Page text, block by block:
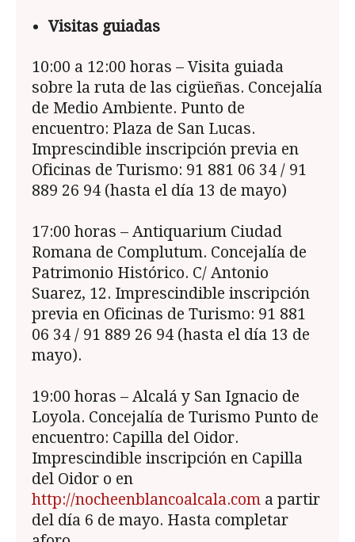
Visitas guiadas
10:00 a 12:00 horas – Visita guiada
sobre la ruta de las cigüeñas. Concejalía
de Medio Ambiente. Punto de
encuentro: Plaza de San Lucas.
Imprescindible inscripción previa en
Oficinas de Turismo: 91 881 06 34 / 91
889 26 94 (hasta el día 13 de mayo)
17:00 horas – Antiquarium Ciudad
Romana de Complutum. Concejalía de
Patrimonio Histórico. C/ Antonio
Suarez, 12. Imprescindible inscripción
previa en Oficinas de Turismo: 91 881
06 34 / 91 889 26 94 (hasta el día 13 de
mayo).
19:00 horas – Alcalá y San Ignacio de
Loyola. Concejalía de Turismo Punto de
encuentro: Capilla del Oidor.
Imprescindible inscripción en Capilla
del Oidor o en
http://nocheenblancoalcala.com a partir
del día 6 de mayo. Hasta completar